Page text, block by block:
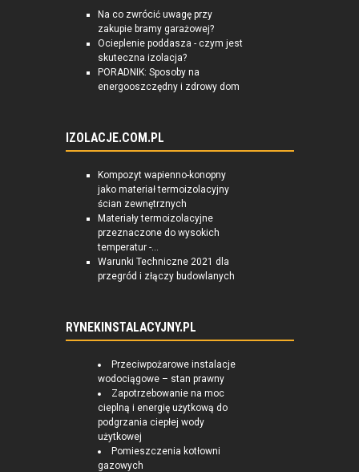
Na co zwrócić uwagę przy
zakupie bramy garażowej?
Ocieplenie poddasza - czym jest
skuteczna izolacja?
PORADNIK: Sposoby na
energooszczędny i zdrowy dom
IZOLACJE.COM.PL
Kompozyt wapienno-konopny
jako materiał termoizolacyjny
ścian zewnętrznych
Materiały termoizolacyjne
przeznaczone do wysokich
temperatur -...
Warunki Techniczne 2021 dla
przegród i złączy budowlanych
RYNEKINSTALACYJNY.PL
Przeciwpożarowe instalacje
wodociągowe – stan prawny
Zapotrzebowanie na moc
cieplną i energię użytkową do
podgrzania ciepłej wody
użytkowej
Pomieszczenia kotłowni
gazowych